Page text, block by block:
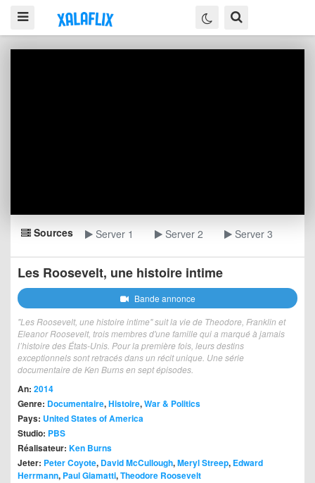
Sources Server 1 Server 2 Server 3
Les Roosevelt, une histoire intime
Bande annonce
"Les Roosevelt, une histoire intime" suit la vie de Theodore, Franklin et
Eleanor Roosevelt, trois membres d'une famille qui a marqué à jamais
l’histoire des États-Unis. Pour la première fois, leurs destins
exceptionnels sont retracés dans un récit unique. Une série
documentaire de Ken Burns en sept épisodes.
An: 2014
Genre: Documentaire,Histoire,War & Politics
Pays: United States of America
Studio: PBS
Réalisateur: Ken Burns
Jeter: Peter Coyote, David McCullough,Meryl Streep, Edward
Herrmann, Paul Giamatti,Theodore Roosevelt